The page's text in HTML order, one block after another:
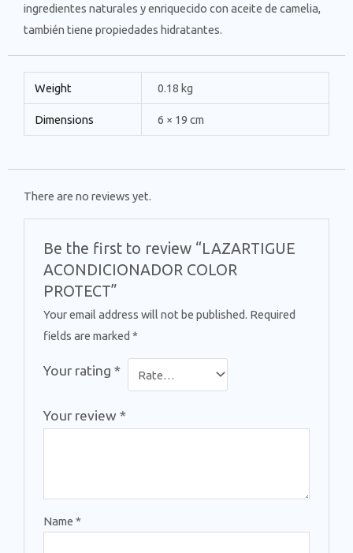
ingredientes naturales y enriquecido con aceite de camelia,
también tiene propiedades hidratantes.
Weight 0.18 kg
Dimensions 6 × 19 cm
There are no reviews yet.
Be the first to review “LAZARTIGUE
ACONDICIONADOR COLOR
PROTECT”
Your email address will not be published. Required
fields are marked*
Your rating*
Your review*
Name*